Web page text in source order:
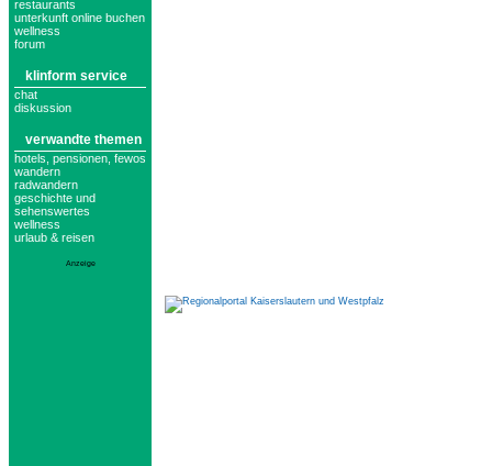
restaurants
unterkunft online buchen
wellness
forum
klinform service
chat
diskussion
verwandte themen
hotels, pensionen, fewos
wandern
radwandern
geschichte und
sehenswertes
wellness
urlaub & reisen
Anzeige